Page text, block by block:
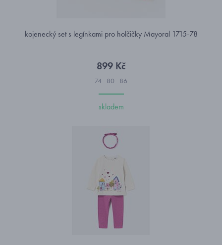
kojenecký set s legínkami pro holčičky Mayoral 1715-78
899 Kč
74 80 86
skladem